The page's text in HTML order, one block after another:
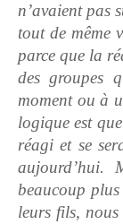
n’avaient pas
tout de même
parce que la
des groupes
moment ou à
logique est
réagi et se
aujourd’hui.
beaucoup
leurs fils,